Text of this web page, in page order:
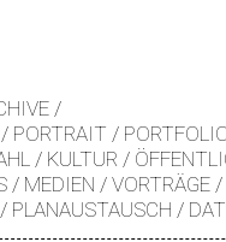
PORTRAIT
KULTUR
MEDIEN VORTRÄGE
PLANAUSTAUSCH